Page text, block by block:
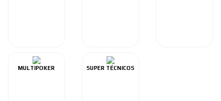
MULTIPOKER SUPER TÉCNICOS